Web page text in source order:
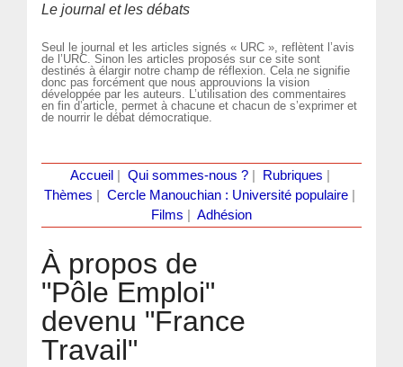
Le journal et les débats
Seul le journal et les articles signés « URC », reflètent l’avis
de l’URC. Sinon les articles proposés sur ce site sont
destinés à élargir notre champ de réflexion. Cela ne signifie
donc pas forcément que nous approuvions la vision
développée par les auteurs. L’utilisation des commentaires
en fin d’article, permet à chacune et chacun de s’exprimer et
de nourrir le débat démocratique.
Accueil Qui sommes-nous ?| Rubriques
Thèmes
Cercle Manouchian : Université populaire
Films
Adhésion
À propos de
"Pôle Emploi"
devenu "France
Travail"